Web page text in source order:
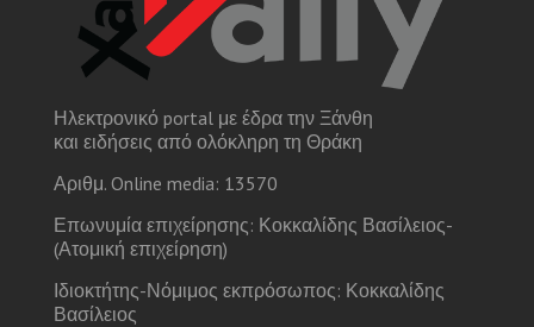
Ηλεκτρονικό portal με έδρα την Ξάνθη
και ειδήσεις από ολόκληρη τη Θράκη
Αριθμ. Online media: 13570
Επωνυμία επιχείρησης: Κοκκαλίδης Βασίλειος-
(Ατομική επιχείρηση)
Ιδιοκτήτης-Νόμιμος εκπρόσωπος: Κοκκαλίδης
Βασίλειος